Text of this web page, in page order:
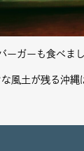
ーガーも食べまし
風土が残る沖縄